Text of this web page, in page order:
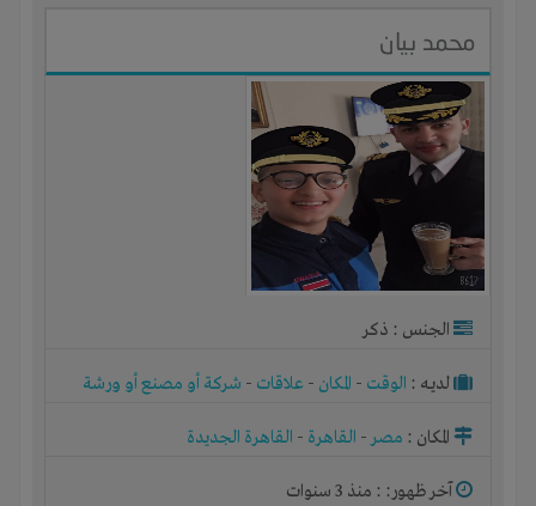
محمد بيان
الجنس : ذكر
لديـه : الوقت - المكان - علاقات - شركة أو مصنع أو ورشة
المكان : مصر- القاهرة - القاهرة الجديدة
آخر ظهور: : منذ 3 سنوات